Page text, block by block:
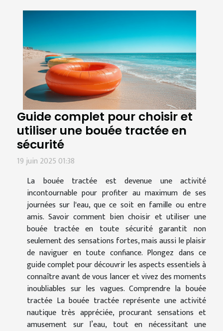
Guide complet pour choisir et
utiliser une bouée tractée en
sécurité
19 juin 2025 01:38
La bouée tractée est devenue une activité
incontournable pour profiter au maximum de ses
journées sur l'eau, que ce soit en famille ou entre
amis. Savoir comment bien choisir et utiliser une
bouée tractée en toute sécurité garantit non
seulement des sensations fortes, mais aussi le plaisir
de naviguer en toute confiance. Plongez dans ce
guide complet pour découvrir les aspects essentiels à
connaître avant de vous lancer et vivez des moments
inoubliables sur les vagues. Comprendre la bouée
tractée La bouée tractée représente une activité
nautique très appréciée, procurant sensations et
amusement sur l’eau, tout en nécessitant une